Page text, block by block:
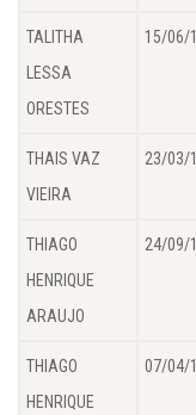
TALITHA
LESSA
ORESTES
15/06/
THAIS VAZ
VIEIRA
23/03/
THIAGO
HENRIQUE
ARAUJO
24/09/
THIAGO
HENRIQUE
07/04/